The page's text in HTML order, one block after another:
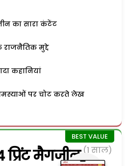
का सारा कंटेंट
मुद्दे
कहानियां
पर चोट करते लेख
प्रिंट मैगजीन (1 साल)